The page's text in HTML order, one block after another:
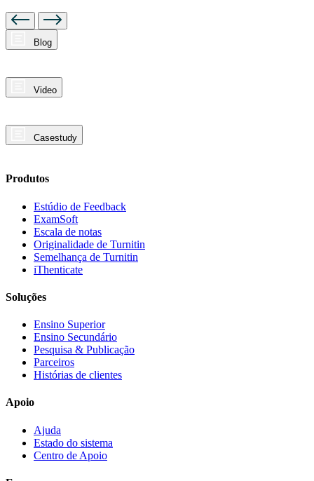
Blog
Video
Casestudy
Produtos
Estúdio de Feedback
ExamSoft
Escala de notas
Originalidade de Turnitin
Semelhança de Turnitin
iThenticate
Soluções
Ensino Superior
Ensino Secundário
Pesquisa & Publicação
Parceiros
Histórias de clientes
Apoio
Ajuda
Estado do sistema
Centro de Apoio